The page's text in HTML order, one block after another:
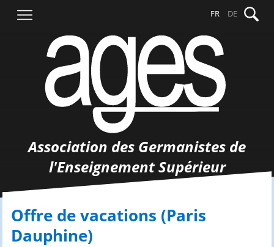
contenu
FR DE
Association des Germanistes de
l'Enseignement Supérieur
Offre de vacations (Paris
Dauphine)